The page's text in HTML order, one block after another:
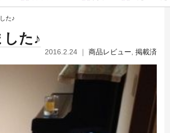
た♪
た♪
2016.2.24 ｜ 商品レビュー 掲載済